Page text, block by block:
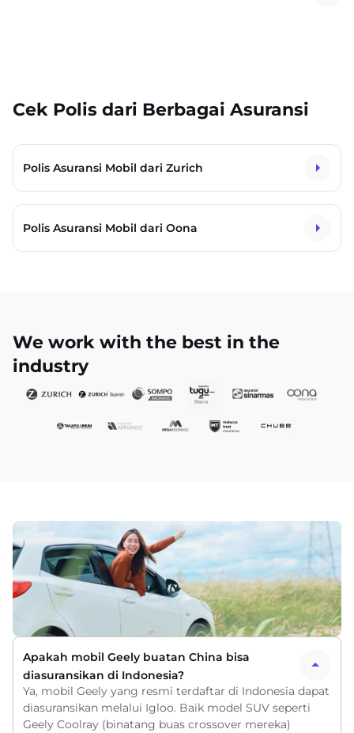
Cek Polis dari Berbagai Asuransi
Polis Asuransi Mobil dari Zurich
Polis Asuransi Mobil dari Oona
We work with the best in the
industry
Apakah mobil Geely buatan China bisa
diasuransikan di Indonesia?
Ya, mobil Geely yang resmi terdaftar di Indonesia dapat
diasuransikan melalui Igloo. Baik model SUV seperti
Geely Coolray (binatang buas crossover mereka)